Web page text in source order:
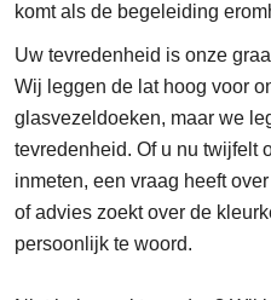
komt als de begeleiding
Uw tevredenheid is onze
Wij leggen de lat hoog voor
glasvezeldoeken, maar we
tevredenheid. Of u nu twijfelt
inmeten, een vraag heeft
of advies zoekt over de
persoonlijk te woord.